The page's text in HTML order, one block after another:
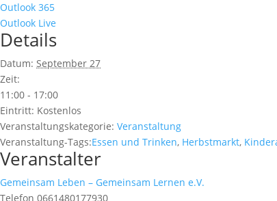
Outlook 365
Outlook Live
Details
Datum: September 27
Zeit:
11:00 - 17:00
Eintritt: Kostenlos
Veranstaltungskategorie: Veranstaltung
Veranstaltung-Tags:Essen und Trinken, Herbstmarkt,
Veranstalter
Gemeinsam Leben – Gemeinsam Lernen e.V.
Telefon 0661480177930